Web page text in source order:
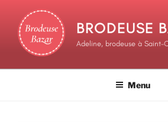
BRODEUSE
Adeline, brodeuse à Saint-
Menu